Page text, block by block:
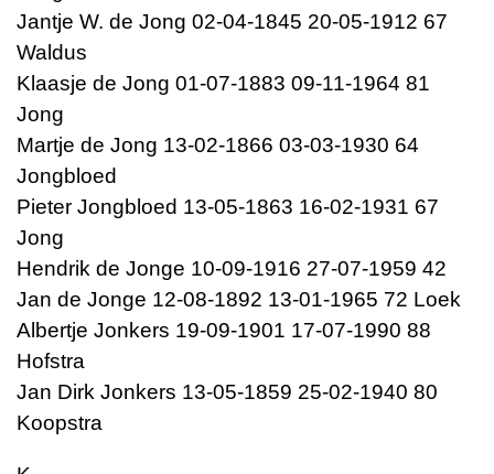
Jantje W. de Jong 02-04-1845 20-05-1912 67
Waldus
Klaasje de Jong 01-07-1883 09-11-1964 81
Jong
Martje de Jong 13-02-1866 03-03-1930 64
Jongbloed
Pieter Jongbloed 13-05-1863 16-02-1931 67
Jong
Hendrik de Jonge 10-09-1916 27-07-1959 42
Jan de Jonge 12-08-1892 13-01-1965 72 Loek
Albertje Jonkers 19-09-1901 17-07-1990 88
Hofstra
Jan Dirk Jonkers 13-05-1859 25-02-1940 80
Koopstra